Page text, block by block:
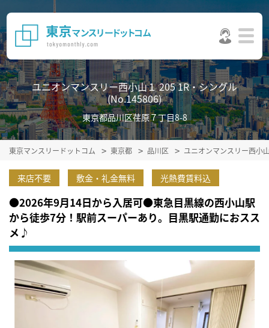
ユニオンマンスリー西小山１ 205 1R・シングル
(No.145806)
東京都品川区荏原７丁目8-8
東京マンスリードットコム 東京都 品川区 ユニオンマンスリー西小
来店不要 敷金・礼金無料 光熱費賃料込
●2026年9月14日から入居可●東急目黒線の西小山駅
から徒歩7分！駅前スーパーあり。目黒駅通勤におスス
メ♪